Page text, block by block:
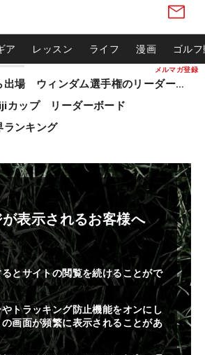
メルマガ登録
ア レッスン ライフ 漫画 ゴル
松山英樹ら出場 ウィンダム選手権のリーダーボード
カップ リーダーボード
ランキング
表示されるお客様へ
とサイトの閲覧を続けることがで
トラッキング防止機能をオンにし
画面が頻繁に表示されることがあ